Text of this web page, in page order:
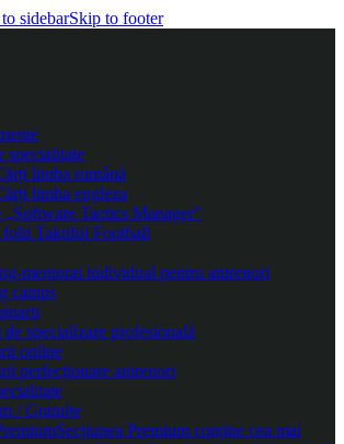
sidebarSkip to footer
specialitate
limba română
limba engleza
Tactics Manager”
folii Taktifol Football
mentorat individual pentru antrenori
camps
specializare profesională
online
perfecționare antrenori
/ Gratuite
Secțiunea Premium conține cea mai